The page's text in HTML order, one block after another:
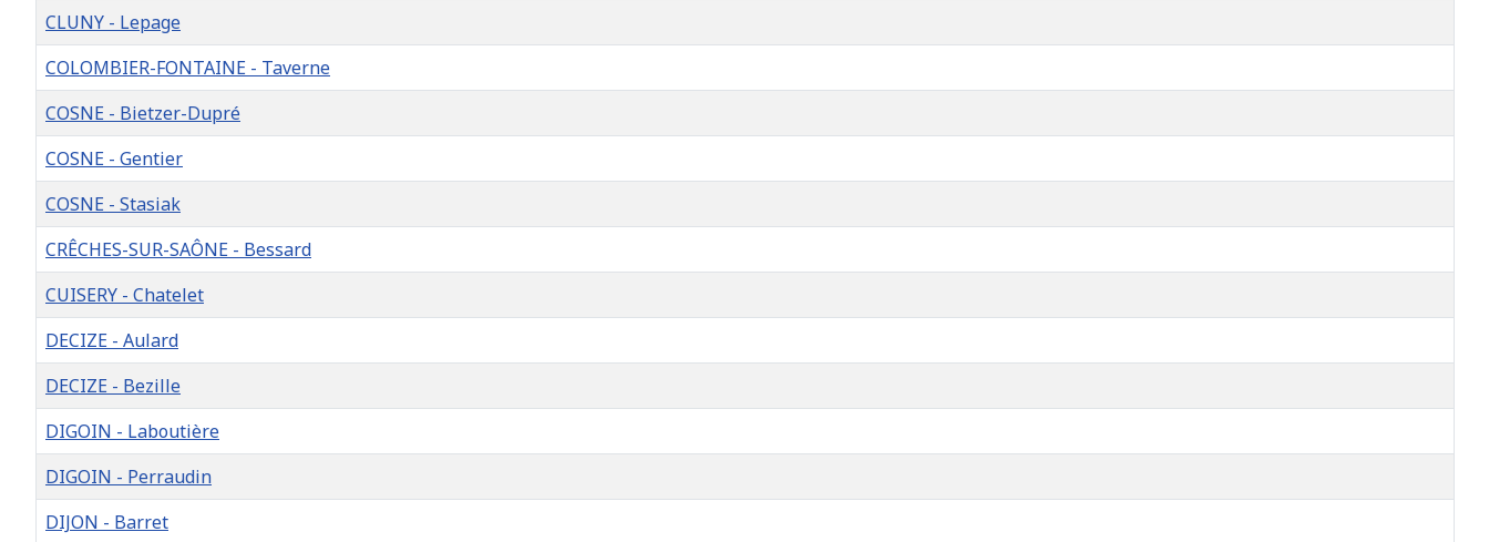
CLUNY - Lepage
COLOMBIER-FONTAINE - Taverne
COSNE - Bietzer-Dupré
COSNE - Gentier
COSNE - Stasiak
CRÊCHES-SUR-SAÔNE - Bessard
CUISERY - Chatelet
DECIZE - Aulard
DECIZE - Bezille
DIGOIN - Laboutière
DIGOIN - Perraudin
DIJON - Barret